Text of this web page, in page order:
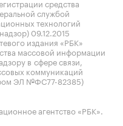
средства
службой
технологий
09.12.2015
издания «РБК»
массовой информации
в сфере связи,
коммуникаций
ЭЛ №ФС77-82385)
агентство «РБК».